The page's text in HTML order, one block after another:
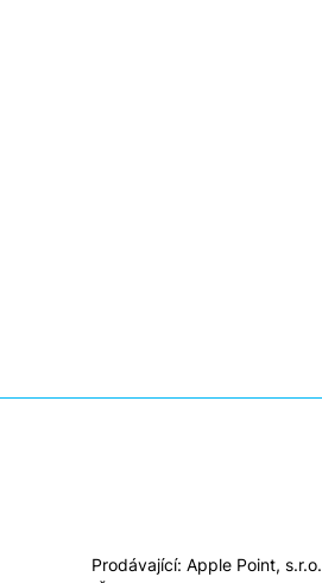
Prodávající: Apple Point, s.r.o.